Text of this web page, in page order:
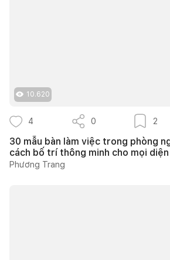
10.620
4 0 2
30 mẫu bàn làm việc trong phòng
cách bố trí thông minh cho mọi
Phương Trang